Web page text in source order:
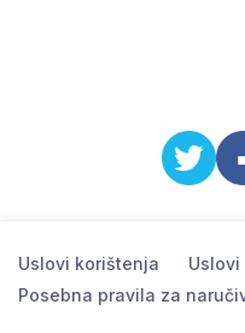
Uslovi korištenja
Posebna pravila za